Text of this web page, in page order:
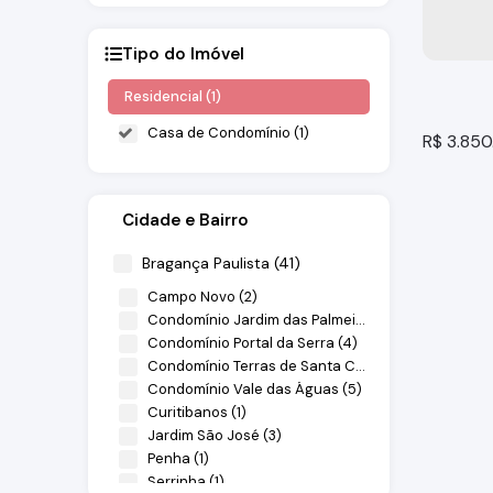
Tipo do Imóvel
Residencial (1)
Casa de Condomínio (1)
Cidade e Bairro
Bragança Paulista (41)
Campo Novo (2)
Condomínio Jardim das Palmeiras (13)
Condomínio Portal da Serra (4)
Condomínio Terras de Santa Cruz (9)
Condomínio Vale das Águas (5)
Curitibanos (1)
Jardim São José (3)
Penha (1)
Serrinha (1)
R$